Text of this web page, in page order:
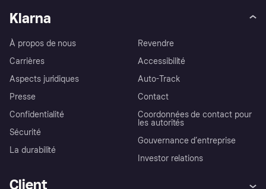
Klarna
À propos de nous
Carrières
Aspects juridiques
Presse
Confidentialité
Sécurité
La durabilité
Revendre
Accessibilité
Auto-Track
Contact
Coordonnées de contact pour
les autorités
Gouvernance d’entreprise
Investor relations
Client